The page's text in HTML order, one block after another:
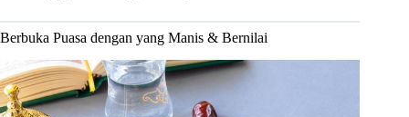
Berbuka Puasa dengan yang Manis & Bernilai